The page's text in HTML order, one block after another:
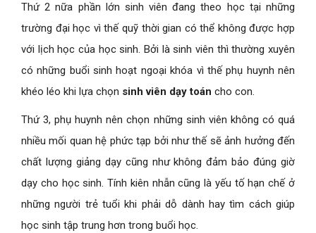
Thứ 2 nữa phần lớn sinh viên đang theo học tại những
trường đại học vì thế quỹ thời gian có thể không được hợp
với lịch học của học sinh. Bởi là sinh viên thì thường xuyên
có những buổi sinh hoạt ngoại khóa vì thế phụ huynh nên
khéo léo khi lựa chọn sinh viên dạy toán cho con.
Thứ 3, phụ huynh nên chọn những sinh viên không có quá
nhiều mối quan hệ phức tạp bởi như thế sẽ ảnh hưởng đến
chất lượng giảng dạy cũng như không đảm bảo đúng giờ
dạy cho học sinh. Tính kiên nhẫn cũng là yếu tố hạn chế ở
những người trẻ tuổi khi phải dỗ dành hay tìm cách giúp
học sinh tập trung hơn trong buổi học.